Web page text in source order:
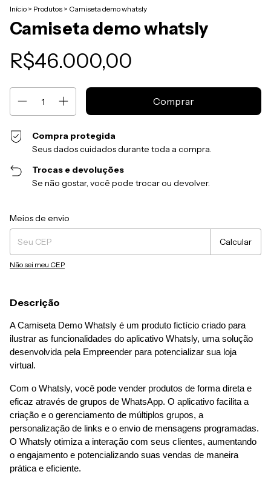
Início > Produtos > Camiseta demo whatsly
Camiseta demo whatsly
R$46.000,00
Compra protegida
Seus dados cuidados durante toda a compra.
Trocas e devoluções
Se não gostar, você pode trocar ou devolver.
Entregas para o CEP:
Meios de envio
Calcular
Não sei meu CEP
Descrição
A Camiseta Demo Whatsly é um produto fictício criado para
ilustrar as funcionalidades do aplicativo Whatsly, uma solução
desenvolvida pela Empreender para potencializar sua loja
virtual.
Com o Whatsly, você pode vender produtos de forma direta e
eficaz através de grupos de WhatsApp. O aplicativo facilita a
criação e o gerenciamento de múltiplos grupos, a
personalização de links e o envio de mensagens programadas.
O Whatsly otimiza a interação com seus clientes, aumentando
o engajamento e potencializando suas vendas de maneira
prática e eficiente.